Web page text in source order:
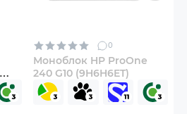
0
Моноблок HP ProOne
240 G10 (9H6H6ET)